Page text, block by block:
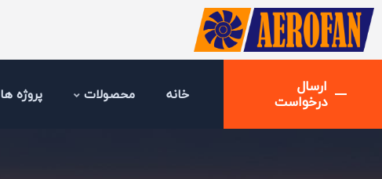
ارسال
درخواست خانه محصولات پروژه ها